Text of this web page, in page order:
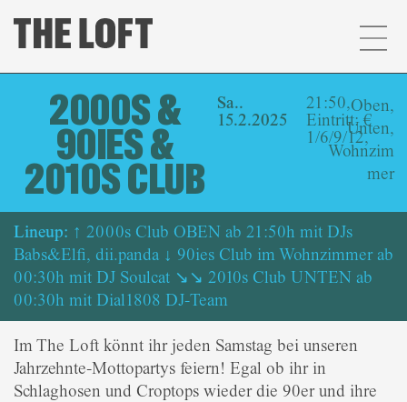
2000S &
90IES &
2010S CLUB
Sa..
15.2.2025
21:50,
Eintritt: €
1/6/9/12,
Oben,
Unten,
Wohnzim
mer
Lineup: ↑ 2000s Club OBEN ab 21:50h mit DJs
Babs&Elfi, dii.panda ↓ 90ies Club im Wohnzimmer ab
00:30h mit DJ Soulcat ↘↘ 2010s Club UNTEN ab
00:30h mit Dial1808 DJ-Team
Im The Loft könnt ihr jeden Samstag bei unseren
Jahrzehnte-Mottopartys feiern! Egal ob ihr in
Schlaghosen und Croptops wieder die 90er und ihre